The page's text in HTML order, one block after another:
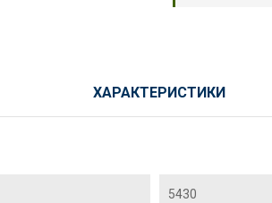
Анвар, спасибо ему!
ХАРАКТЕРИСТИКИ
5430